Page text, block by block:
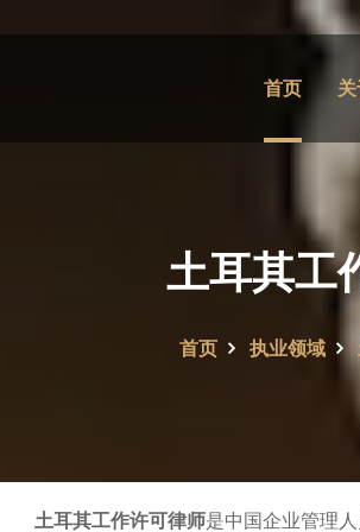
首页
土耳其工
首页 执业领域
土耳其工作许可律师是中国企业管理